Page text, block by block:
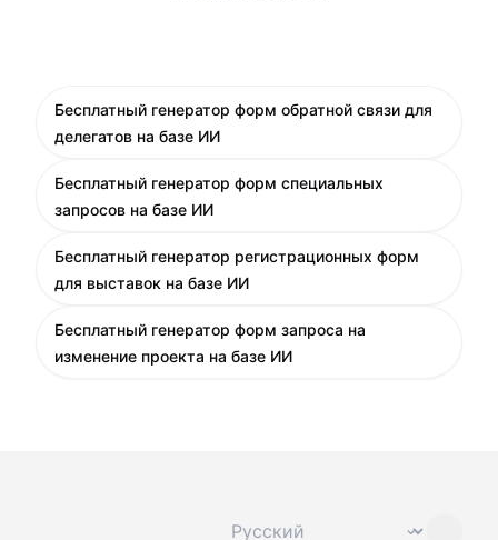
Бесплатный генератор форм обратной связи для
делегатов на базе ИИ
Бесплатный генератор форм специальных
запросов на базе ИИ
Бесплатный генератор регистрационных форм
для выставок на базе ИИ
Бесплатный генератор форм запроса на
изменение проекта на базе ИИ
⌄